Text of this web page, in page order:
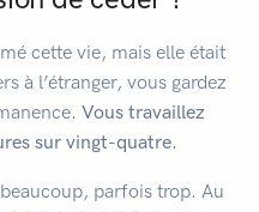
cette vie, mais elle était
à l’étranger, vous gardez
Vous travaillez
sur vingt-quatre.
parfois trop. Au